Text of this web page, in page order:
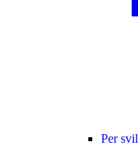
Per